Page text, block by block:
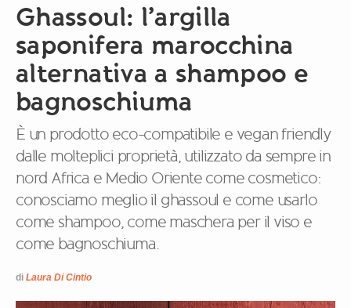
Ghassoul: l’argilla
saponifera marocchina
alternativa a shampoo e
bagnoschiuma
È un prodotto eco-compatibile e vegan friendly
dalle molteplici proprietà, utilizzato da sempre in
nord Africa e Medio Oriente come cosmetico:
conosciamo meglio il ghassoul e come usarlo
come shampoo, come maschera per il viso e
come bagnoschiuma.
di Laura Di Cintio